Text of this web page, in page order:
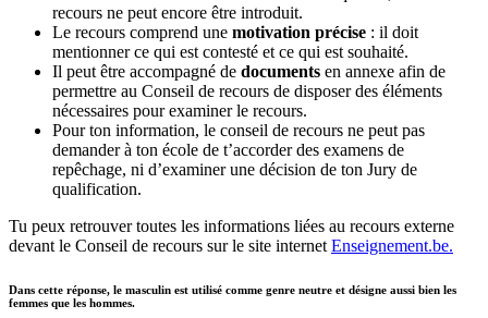
recours ne peut encore être introduit.
Le recours comprend une motivation précise : il doit
mentionner ce qui est contesté et ce qui est souhaité.
Il peut être accompagné de documents en annexe afin de
permettre au Conseil de recours de disposer des éléments
nécessaires pour examiner le recours.
Pour ton information, le conseil de recours ne peut pas
demander à ton école de t’accorder des examens de
repêchage, ni d’examiner une décision de ton Jury de
qualification.
Tu peux retrouver toutes les informations liées au recours externe
devant le Conseil de recours sur le site internet Enseignement.be.
Dans cette réponse, le masculin est utilisé comme genre neutre et désigne aussi bien les
femmes que les hommes.